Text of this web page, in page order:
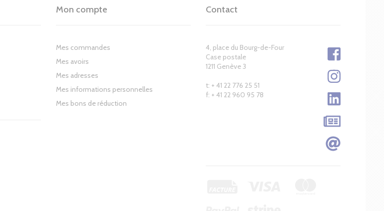
Mon compte
Mes commandes
Mes avoirs
Mes adresses
Mes informations personnelles
Mes bons de réduction
Contact
4, place du Bourg-de-Four
Case postale
1211 Genève 3
t: + 41 22 776 25 51
f: + 41 22 960 95 78